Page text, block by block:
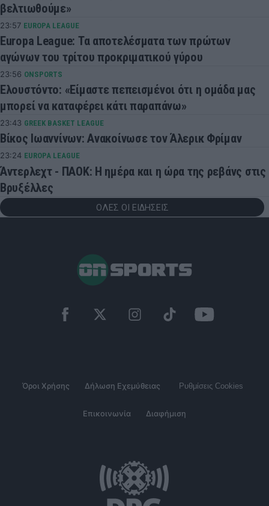
βελτιωθούμε»
23:57 EUROPA LEAGUE
Europa League: Τα αποτελέσματα των πρώτων
αγώνων του τρίτου προκριματικού γύρου
23:56 ONSPORTS
Ελουστόντο: «Είμαστε πεπεισμένοι ότι η ομάδα μας
μπορεί να καταφέρει κάτι παραπάνω»
23:43 GREEK BASKET LEAGUE
Βίκος Ιωαννίνων: Ανακοίνωσε τον Άλερικ Φρίμαν
23:24 EUROPA LEAGUE
Άντερλεχτ - ΠΑΟΚ: Η ημέρα και η ώρα της ρεβάνς στις
Βρυξέλλες
ΟΛΕΣ ΟΙ ΕΙΔΗΣΕΙΣ
Όροι Χρήσης Δήλωση Εχεμύθειας Ρυθμίσεις Cookies
Επικοινωνία Διαφήμιση